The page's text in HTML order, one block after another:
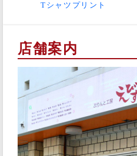
Tシャツプリント
店舗案内